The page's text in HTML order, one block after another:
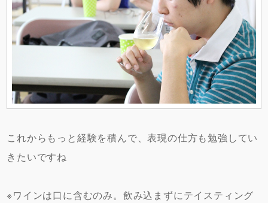
これからもっと経験を積んで、表現の仕方も勉強してい
きたいですね
※ワインは口に含むのみ。飲み込まずにテイスティング